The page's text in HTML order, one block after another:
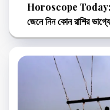
Horoscope Today:
জেনে নিন কোন রাশির